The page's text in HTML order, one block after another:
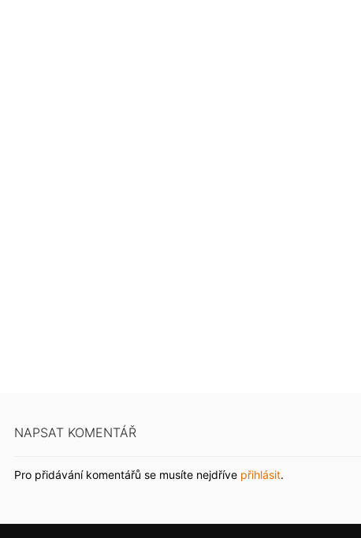
NAPSAT KOMENTÁŘ
Pro přidávání komentářů se musíte nejdříve přihlásit.